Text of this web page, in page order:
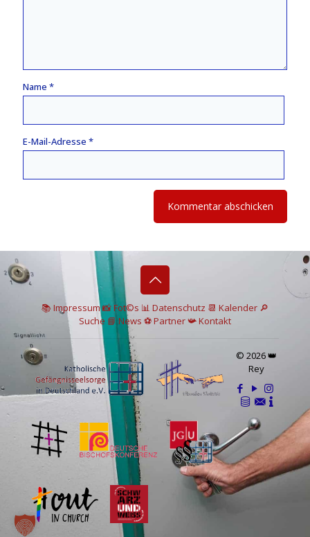
Name *
E-Mail-Adresse *
📚 Impressum📸Fot©s 📊 Datenschutz 📆 Kalender 🔎
Suche 📘 News ⚽Partner📯Kontakt
© 2026 👑
Rey